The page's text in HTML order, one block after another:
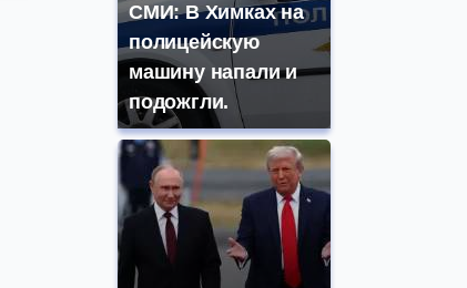
СМИ: В Химках на
полицейскую
машину напали и
подожгли.